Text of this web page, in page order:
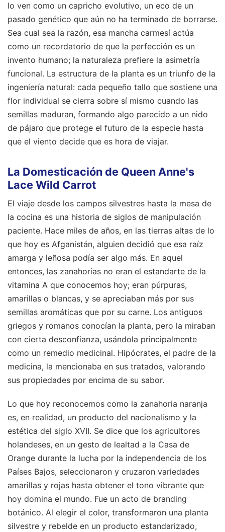
lo ven como un capricho evolutivo, un eco de un
pasado genético que aún no ha terminado de borrarse.
Sea cual sea la razón, esa mancha carmesí actúa
como un recordatorio de que la perfección es un
invento humano; la naturaleza prefiere la asimetría
funcional. La estructura de la planta es un triunfo de la
ingeniería natural: cada pequeño tallo que sostiene una
flor individual se cierra sobre sí mismo cuando las
semillas maduran, formando algo parecido a un nido
de pájaro que protege el futuro de la especie hasta
que el viento decide que es hora de viajar.
La Domesticación de Queen Anne's
Lace Wild Carrot
El viaje desde los campos silvestres hasta la mesa de
la cocina es una historia de siglos de manipulación
paciente. Hace miles de años, en las tierras altas de lo
que hoy es Afganistán, alguien decidió que esa raíz
amarga y leñosa podía ser algo más. En aquel
entonces, las zanahorias no eran el estandarte de la
vitamina A que conocemos hoy; eran púrpuras,
amarillas o blancas, y se apreciaban más por sus
semillas aromáticas que por su carne. Los antiguos
griegos y romanos conocían la planta, pero la miraban
con cierta desconfianza, usándola principalmente
como un remedio medicinal. Hipócrates, el padre de la
medicina, la mencionaba en sus tratados, valorando
sus propiedades por encima de su sabor.
Lo que hoy reconocemos como la zanahoria naranja
es, en realidad, un producto del nacionalismo y la
estética del siglo XVII. Se dice que los agricultores
holandeses, en un gesto de lealtad a la Casa de
Orange durante la lucha por la independencia de los
Países Bajos, seleccionaron y cruzaron variedades
amarillas y rojas hasta obtener el tono vibrante que
hoy domina el mundo. Fue un acto de branding
botánico. Al elegir el color, transformaron una planta
silvestre y rebelde en un producto estandarizado,